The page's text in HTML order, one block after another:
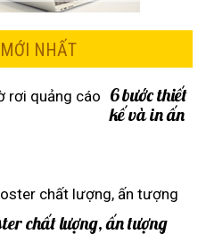
NHẤT
6 bước thiết
kế và in ấn
chất lượng, ấn tượng